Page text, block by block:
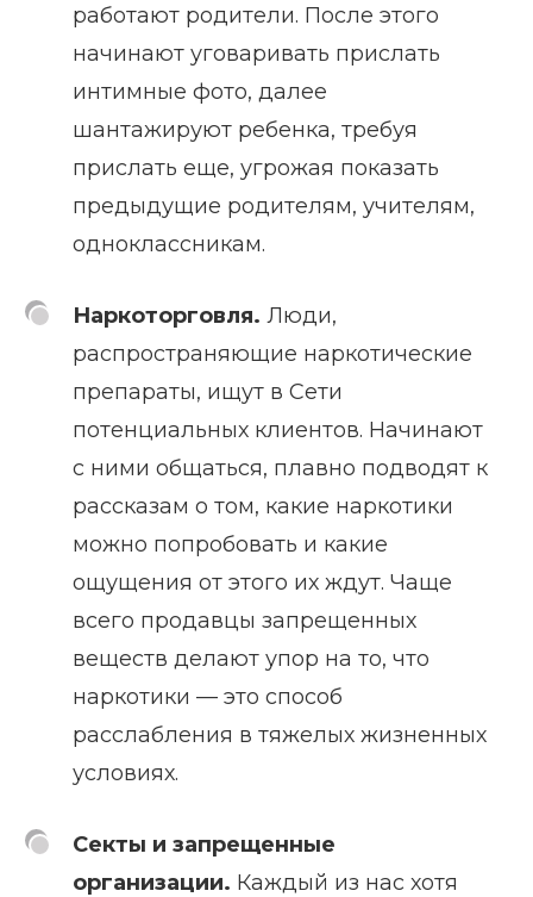
работают родители. После этого
начинают уговаривать прислать
интимные фото, далее
шантажируют ребенка, требуя
прислать еще, угрожая показать
предыдущие родителям, учителям,
одноклассникам.
Наркоторговля. Люди,
распространяющие наркотические
препараты, ищут в Сети
потенциальных клиентов. Начинают
с ними общаться, плавно подводят к
рассказам о том, какие наркотики
можно попробовать и какие
ощущения от этого их ждут. Чаще
всего продавцы запрещенных
веществ делают упор на то, что
наркотики — это способ
расслабления в тяжелых жизненных
условиях.
Секты и запрещенные
организации. Каждый из нас хотя